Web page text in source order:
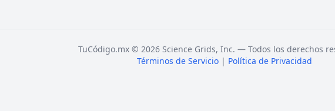
TuCódigo.mx © 2026 Science Grids, Inc. — Todos los derechos
Términos de Servicio | Política de Privacidad